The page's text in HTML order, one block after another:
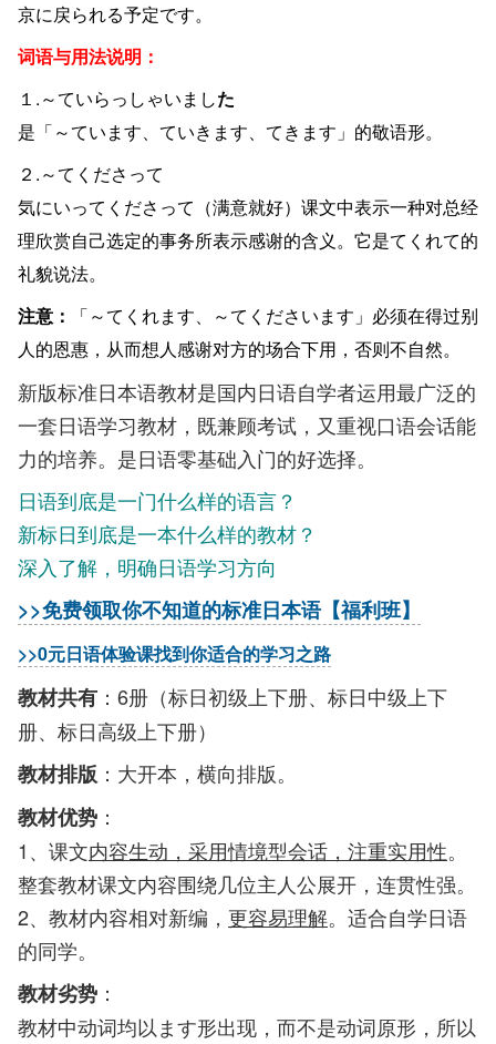
京に戻られる予定です。
词语与用法说明：
１.～ていらっしゃいました
是「～ています、ていきます、てきます」的敬语形。
２.～てくださって
気にいってくださって（满意就好）课文中表示一种对总经
理欣赏自己选定的事务所表示感谢的含义。它是てくれて的
礼貌说法。
注意：
「～てくれます、～てくださいます」必须在得过别
人的恩惠，从而想人感谢对方的场合下用，否则不自然。
新版标准日本语教材是国内日语自学者运用最广泛的
一套日语学习教材，既兼顾考试，又重视口语会话能
力的培养。是日语零基础入门的好选择。
日语到底是一门什么样的语言？
新标日到底是一本什么样的教材？
深入了解，明确日语学习方向
>>免费领取你不知道的标准日本语【福利班】
>>0元日语体验课找到你适合的学习之路
教材共有 ：6册（标日初级上下册、标日中级上下
册、标日高级上下册）
教材排版 ：大开本，横向排版。
教材优势 ：
1、 课文内容生动，采用情境型会话，注重实用性。
整套教材课文内容围绕几位主人公展开，连贯性强。
2、教材内容相对新编， 更容易理解。适合自学日语
的同学。
教材劣势 ：
教材中动词均以ます形出现，而不是动词原形，所以